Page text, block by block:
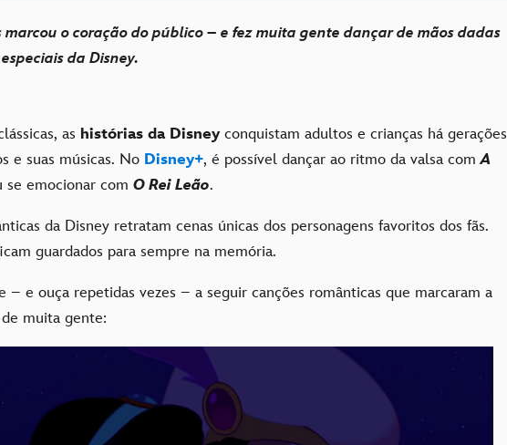
marcou o coração do público – e fez muita gente dançar de mãos dadas
da Disney.
as histórias da Disney conquistam adultos e crianças há gerações
e suas músicas. No Disney+, é possível dançar ao ritmo da valsa comA
se emocionar com O Rei Leão.
da Disney retratam cenas únicas dos personagens favoritos dos fãs.
guardados para sempre na memória.
– e ouça repetidas vezes – a seguir canções românticas que marcaram a
muita gente: